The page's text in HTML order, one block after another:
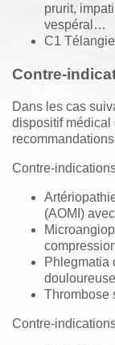
prurit,
vespéral…
C1
Contre-
Dans les cas
dispositif médical
Contre-
(AOMI)
Phlegmatia
Thrombose
Contre-